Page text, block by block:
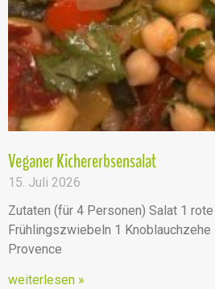
Veganer Kichererbsensalat
15. Juli 2026
Zutaten (für 4 Personen) Salat 1
Frühlingszwiebeln 1 Knoblauchzehe
Provence
weiterlesen »